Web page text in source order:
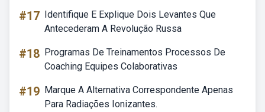
#17 Identifique E Explique Dois Levantes Que
Antecederam A Revolução Russa
#18 Programas De Treinamentos Processos De
Coaching Equipes Colaborativas
#19 Marque A Alternativa Correspondente Apenas
Para Radiações Ionizantes.